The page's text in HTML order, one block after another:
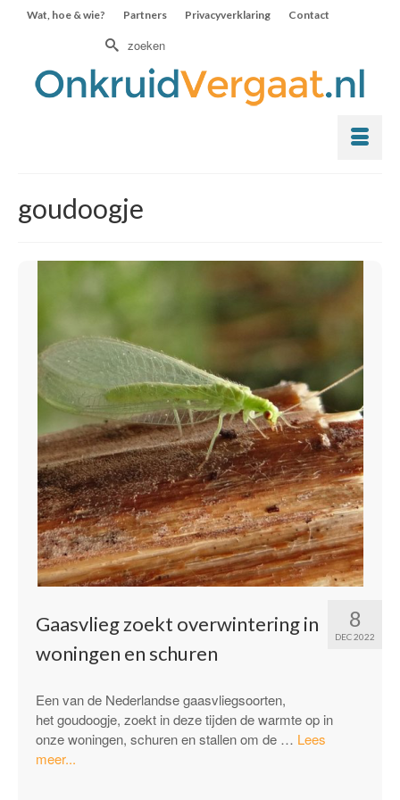
Wat, hoe & wie? Partners Privacyverklaring Contact
Zoek
goudoogje
8
DEC 2022
Gaasvlieg zoekt overwintering in
woningen en schuren
Een van de Nederlandse gaasvliegsoorten,
het goudoogje, zoekt in deze tijden de warmte op in
onze woningen, schuren en stallen om de … Lees
meer...